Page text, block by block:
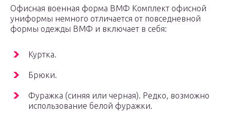
Офисная военная форма ВМФ Комплект офисной
униформы немного отличается от повседневной
формы одежды ВМФ и включает в себя:
Куртка.
Брюки.
Фуражка (синяя или черная). Редко, возможно
использование белой фуражки.